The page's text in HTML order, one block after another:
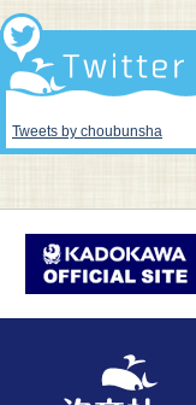
Tweets by choubunsha